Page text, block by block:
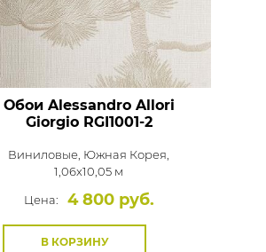
Обои Alessandro Allori
GiorgioRGI1001-2
Виниловые, Южная Корея,
1,06x10,05 м
Цена:
4 800 руб.
В КОРЗИНУ